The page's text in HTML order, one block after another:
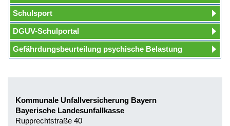
Schulsport
DGUV-Schulportal
Gefährdungsbeurteilung psychische Belastung
Kommunale Unfallversicherung Bayern
Bayerische Landesunfallkasse
Rupprechtstraße 40